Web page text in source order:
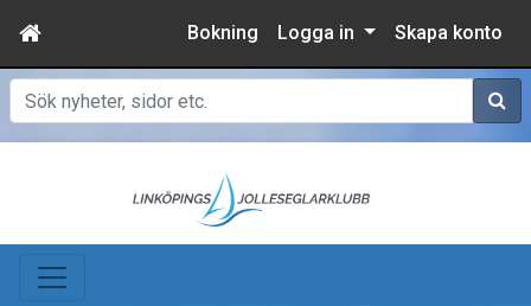
Bokning Logga in Skapa konto
Sök